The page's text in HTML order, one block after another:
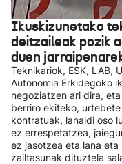
Ikuskizunetako
deitzaileak pozik
duen
Teknikariok, ESK, LAB,
Autonomia Erkidegoko
negoziatzen ari dira,
berriro ekiteko,
kontratuak, lanaldi oso
ez errespetatzea,
ez jasotzea eta lana
zailtasunak dituztela